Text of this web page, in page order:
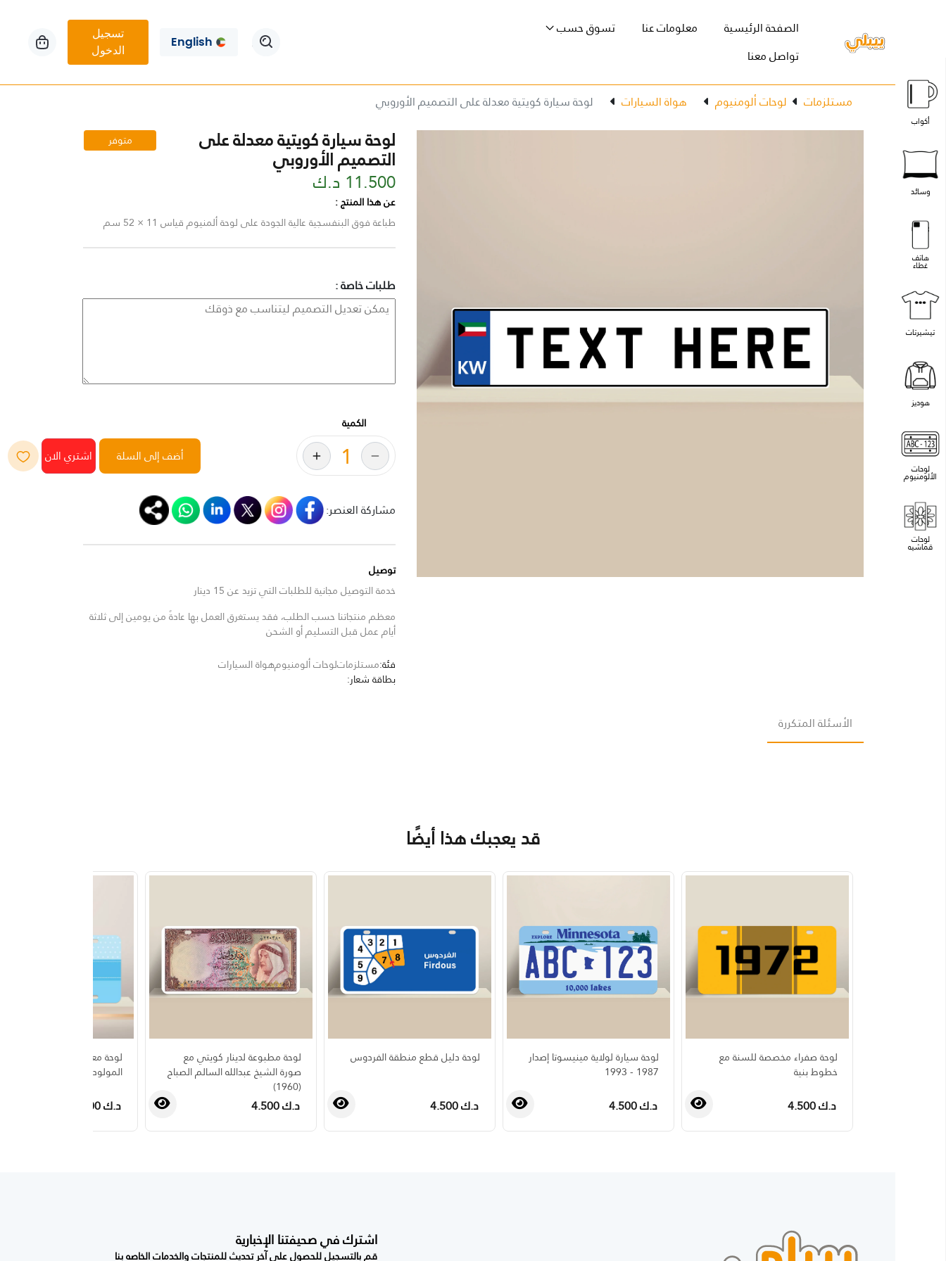
أكواب
وسائد
هاتف
غطاء
تيشيرتات
هوديز
لوحات
الألومنيوم
لوحات
قماشيه
الصفحة الرئيسية
(current) معلومات عنا
تسوق حسب
تواصل معنا
English
تسجيل
الدخول
مستلزمات لوحات ألومنيوم هواة السيارات لوحة سيارة كويتية معدلة على التصميم الأوروبي
لوحة سيارة كويتية معدلة على
التصميم الأوروبي
متوفر
11.500 د.ك
عن هذا المنتج :
طباعة فوق البنفسجية عالية الجودة على لوحة ألمنيوم قياس 11 × 52 سم
طلبات خاصة :
الكمية
أضف إلى السلة
مشاركة العنصر:
توصيل
خدمة التوصيل مجانية للطلبات التي تزيد عن 15 دينار
معظم منتجاتنا حسب الطلب، فقد يستغرق العمل بها عادةً من يومين إلى ثلاثة
أيام عمل قبل التسليم أو الشحن
فئة:مستلزماتلوحات ألومنيومهواة السيارات
بطاقة شعار:
الأسئلة المتكررة
قد يعجبك هذا أيضًا
لوحة صفراء مخصصة للسنة مع
خطوط بنية
د.ك 4.500
لوحة سيارة لولاية مينيسوتا إصدار
1987 - 1993
د.ك 4.500
لوحة دليل قطع منطقة الفردوس
د.ك 4.500
لوحة مطبوعة لدينار كويتي مع
صورة الشيخ عبدالله السالم الصباح
(1960)
د.ك 4.500
لوحة معدنية بتصميم كشف
المولود للأولاد
د.ك 4.500
اشترك في صحيفتنا الإخبارية
قم بالتسجيل للحصول على آخر تحديث للمنتجات والخدمات الخاصه بنا